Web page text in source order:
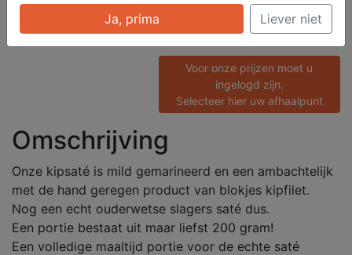
Saté/ Barbecue - Saté en
Spiezen
Voor onze prijzen moet u
ingelogd zijn.
Selecteer hier uw afhaalpunt
Omschrijving
Onze kipsaté is mild gemarineerd en een ambachtelijk
met de hand geregen product van blokjes kipfilet.
Nog een echt ouderwetse slagers saté dus.
Een portie bestaat uit maar liefst 200 gram!
Een volledige maaltijd portie voor de echte saté
Ja, prima Liever niet